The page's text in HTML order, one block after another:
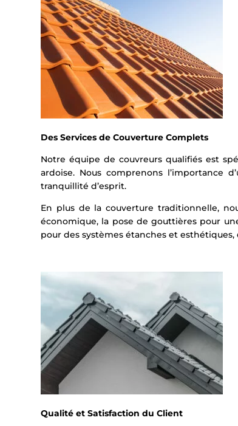
Des Services de Couverture Complets
Notre équipe de couvreurs qualifiés est
ardoise. Nous comprenons
tranquillité d’esprit.
En plus de la couverture traditionnelle,
économique, la pose de gouttières pour
pour des systèmes étanches et
Qualité et Satisfaction du Client